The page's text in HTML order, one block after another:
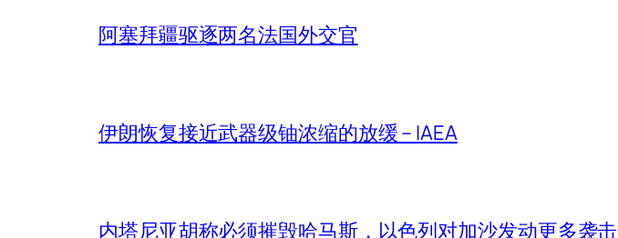
阿塞拜疆驱逐两名法国外交官
伊朗恢复接近武器级铀浓缩的放缓 – IAEA
内塔尼亚胡称必须摧毁哈马斯，以色列对加沙发动更多袭击